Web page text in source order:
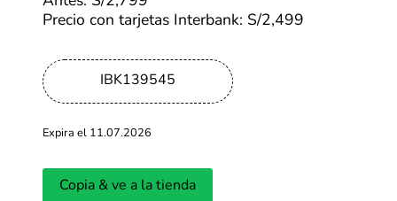
CyberWow en 2026?
Precio con tarjetas Interbank: S/2,499
IBK139545
Expira el 11.07.2026
Copia & ve a la tienda